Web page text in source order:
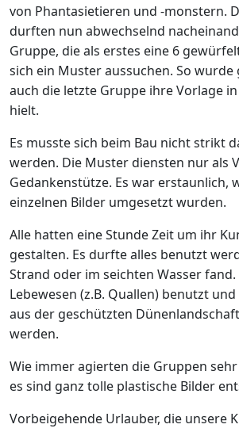
von Phantasietieren und -monstern.
durften nun abwechselnd
Gruppe, die als erstes eine 6
sich ein Muster aussuchen. So
auch die letzte Gruppe ihre Vorlage
hielt.
Es musste sich beim Bau nicht strikt
werden. Die Muster diensten nur als
Gedankenstütze. Es war erstaunlich,
einzelnen Bilder umgesetzt wurden.
Alle hatten eine Stunde Zeit um ihr
gestalten. Es durfte alles benutzt
Strand oder im seichten Wasser
Lebewesen (z.B. Quallen) benutzt
aus der geschützten
werden.
Wie immer agierten die Gruppen
es sind ganz tolle plastische Bilder
Vorbeigehende Urlauber, die unsere